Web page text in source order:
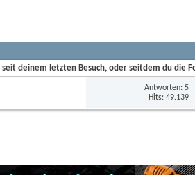
deinem letzten Besuch, oder seitdem du die
Antworten: 5
Hits: 49.139